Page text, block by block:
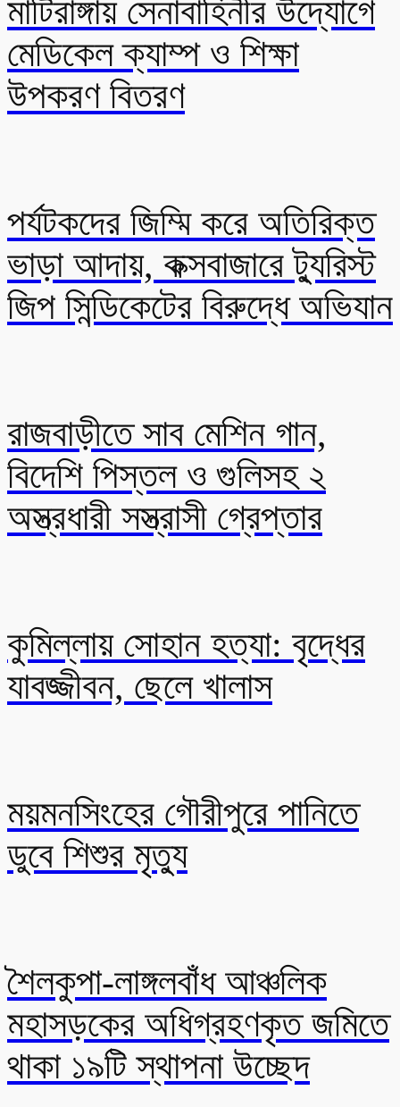
মাটিরাঙ্গায় সেনাবাহিনীর উদ্যোগে
মেডিকেল ক্যাম্প ও শিক্ষা
উপকরণ বিতরণ
পর্যটকদের জিম্মি করে অতিরিক্ত
ভাড়া আদায়, কক্সবাজারে ট্যুরিস্ট
জিপ সিন্ডিকেটের বিরুদ্ধে অভিযান
রাজবাড়ীতে সাব মেশিন গান,
বিদেশি পিস্তল ও গুলিসহ ২
অস্ত্রধারী সস্ত্রাসী গ্রেপ্তার
কুমিল্লায় সোহান হত্যা: বৃদ্ধের
যাবজ্জীবন, ছেলে খালাস
ময়মনসিংহের গৌরীপুরে পানিতে
ডুবে শিশুর মৃত্যু
শৈলকুপা-লাঙ্গলবাঁধ আঞ্চলিক
মহাসড়কের অধিগ্রহণকৃত জমিতে
থাকা ১৯টি স্থাপনা উচ্ছেদ